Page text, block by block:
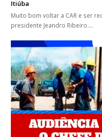
Itiúba
Muito bom voltar a CAR e ser
presidente Jeandro Ribeiro.…